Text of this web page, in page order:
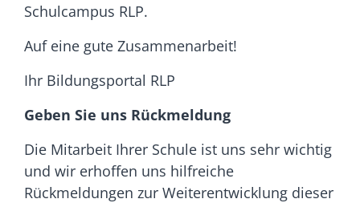
Schulcampus RLP.
Auf eine gute Zusammenarbeit!
Ihr Bildungsportal RLP
Geben Sie uns Rückmeldung
Die Mitarbeit Ihrer Schule ist uns sehr wichtig
und wir erhoffen uns hilfreiche
Rückmeldungen zur Weiterentwicklung dieser